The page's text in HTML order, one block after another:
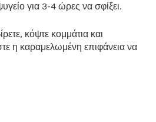
για 3-4 ώρες να σφίξει.
κόψτε κομμάτια και
η καραμελωμένη επιφάνεια να